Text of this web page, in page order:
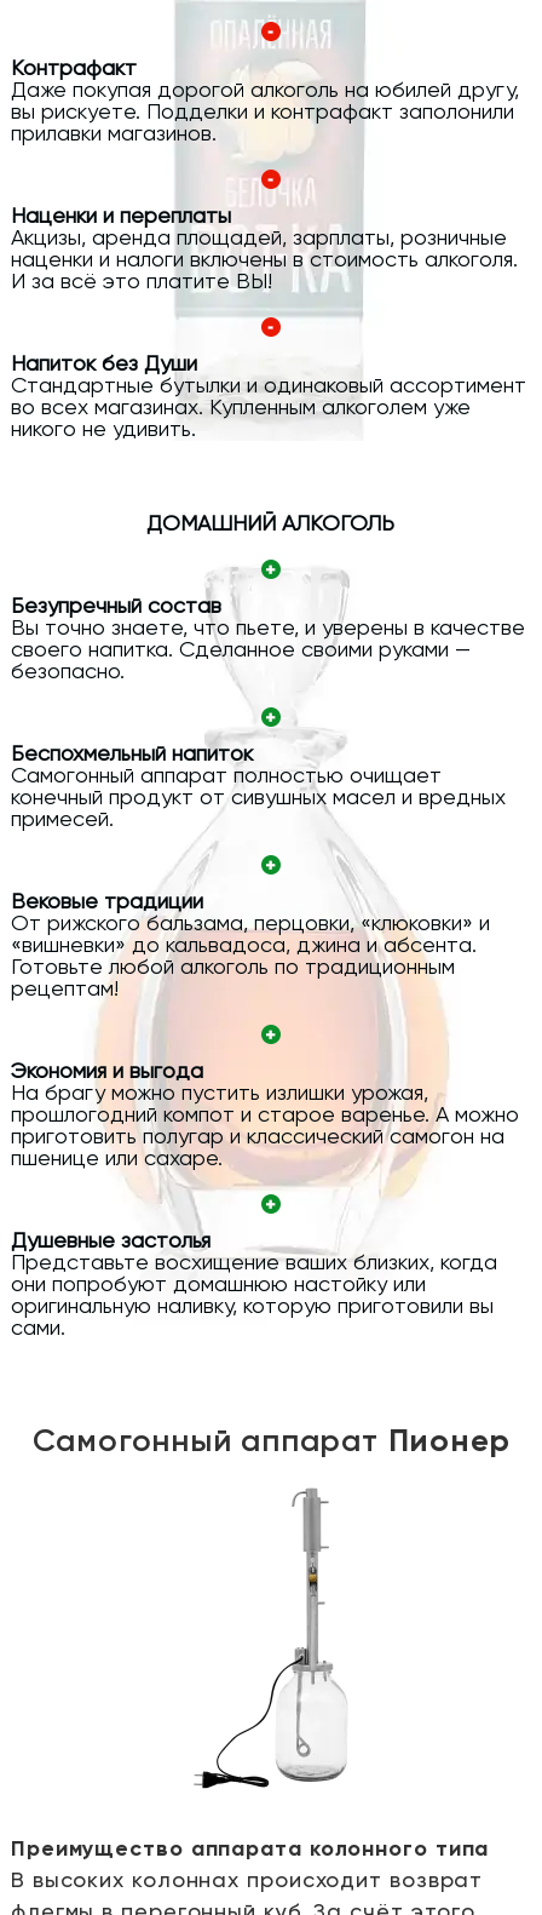
Контрафакт
Даже покупая дорогой алкоголь на юбилей другу,
вы рискуете. Подделки и контрафакт заполонили
прилавки магазинов.
Наценки и переплаты
Акцизы, аренда площадей, зарплаты, розничные
наценки и налоги включены в стоимость алкоголя.
И за всё это платите ВЫ!
Напиток без Души
Стандартные бутылки и одинаковый ассортимент
во всех магазинах. Купленным алкоголем уже
никого не удивить.
ДОМАШНИЙ АЛКОГОЛЬ
Безупречный состав
Вы точно знаете, что пьете, и уверены в качестве
своего напитка. Сделанное своими руками —
безопасно.
Беспохмельный напиток
Самогонный аппарат полностью очищает
конечный продукт от сивушных масел и вредных
примесей.
Вековые традиции
От рижского бальзама, перцовки, «клюковки» и
«вишневки» до кальвадоса, джина и абсента.
Готовьте любой алкоголь по традиционным
рецептам!
Экономия и выгода
На брагу можно пустить излишки урожая,
прошлогодний компот и старое варенье. А можно
приготовить полугар и классический самогон на
пшенице или сахаре.
Душевные застолья
Представьте восхищение ваших близких, когда
они попробуют домашнюю настойку или
оригинальную наливку, которую приготовили вы
сами.
Самогонный аппарат Пионер
Преимущество аппарата колонного типа
В высоких колоннах происходит возврат